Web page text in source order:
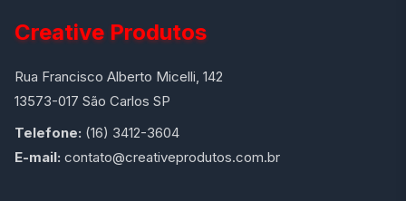
Creative Produtos
Rua Francisco Alberto Micelli, 142
13573-017 São Carlos SP
Telefone: (16) 3412-3604
E-mail: contato@creativeprodutos.com.br